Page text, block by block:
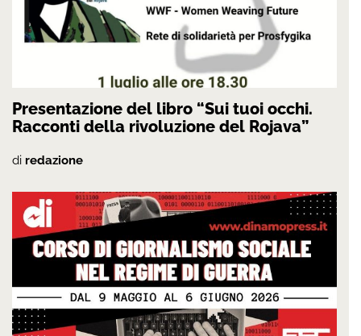
Presentazione del libro “Sui tuoi occhi.
Racconti della rivoluzione del Rojava”
di redazione